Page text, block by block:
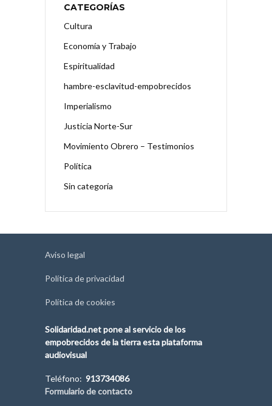
CATEGORÍAS
Cultura
Economía y Trabajo
Espiritualidad
hambre-esclavitud-empobrecidos
Imperialismo
Justicia Norte-Sur
Movimiento Obrero – Testimonios
Política
Sin categoría
Aviso legal
Política de privacidad
Política de cookies
Solidaridad.net pone al servicio de los
empobrecidos de la tierra esta plataforma
audiovisual
Teléfono: 913734086
Formulario de contacto